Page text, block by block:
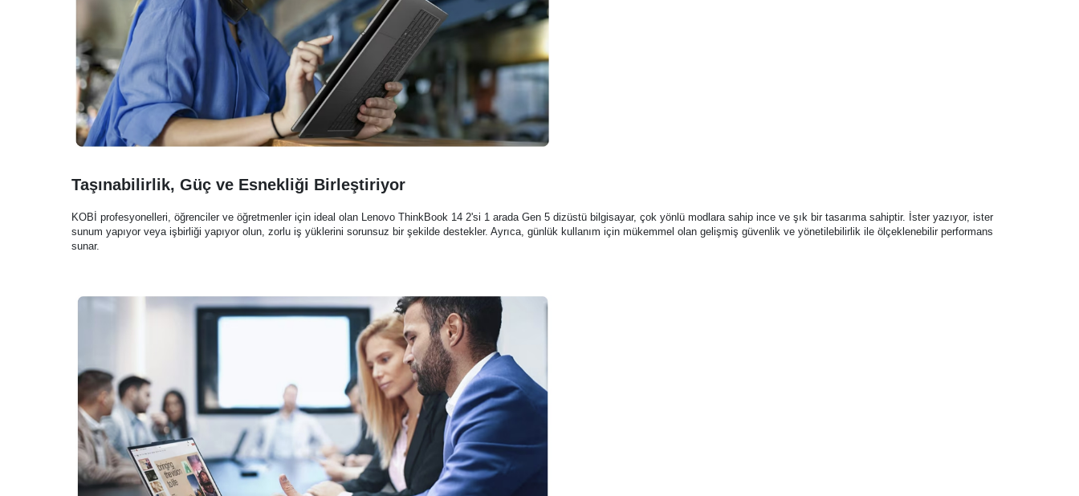
Taşınabilirlik, Güç ve Esnekliği Birleştiriyor
KOBİ profesyonelleri, öğrenciler ve öğretmenler için ideal olan Lenovo ThinkBook 14 2'si 1 arada Gen 5 dizüstü bilgisayar, çok yönlü modlara sahip ince ve şık bir tasarıma sahiptir. İster yazıyor, ister
sunum yapıyor veya işbirliği yapıyor olun, zorlu iş yüklerini sorunsuz bir şekilde destekler. Ayrıca, günlük kullanım için mükemmel olan gelişmiş güvenlik ve yönetilebilirlik ile ölçeklenebilir performans
sunar.